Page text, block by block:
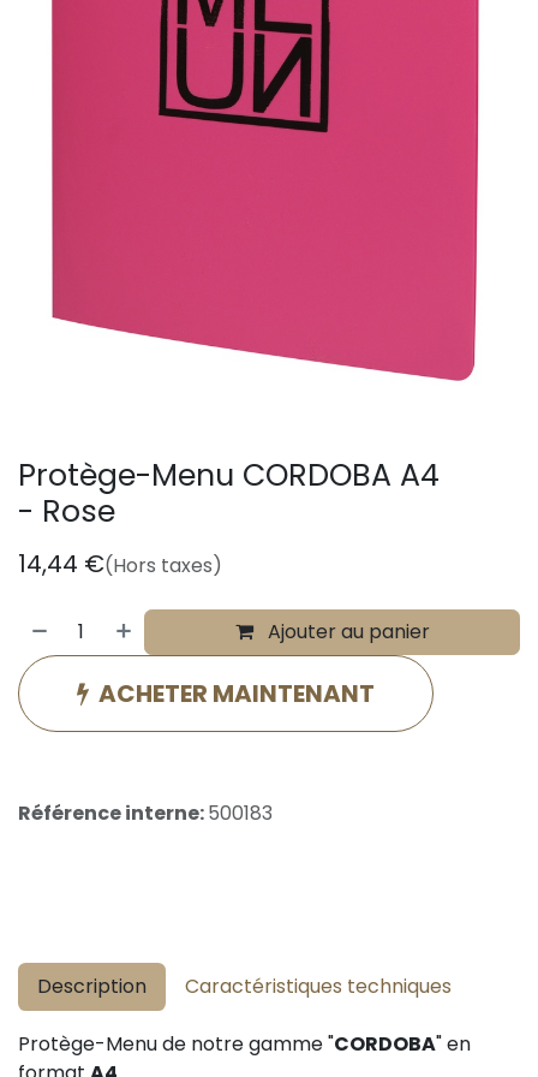
Protège-Menu CORDOBA A4
- Rose
14,44 €(Hors taxes)
Ajouter au panier
ACHETER MAINTENANT
Référence interne:500183
Description Caractéristiques techniques
Protège-Menu de notre gamme "CORDOBA" en